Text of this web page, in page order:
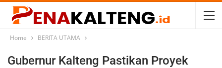
Home BERITA UTAMA
Gubernur Kalteng Pastikan Proyek